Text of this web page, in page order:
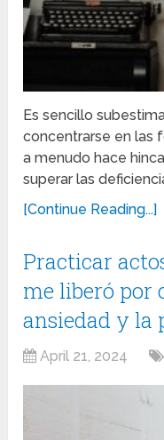
Es sencillo
concentrarse en las
a menudo hace
superar las
[Continue Reading...]
Practicar
me liberó por
ansiedad y la
April 21, 2024